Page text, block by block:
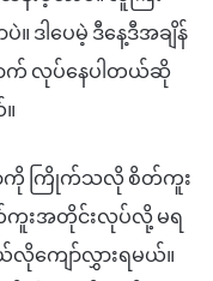
ဒါပေမဲ့ ဒီနေ့ဒီအချိန်
က် လုပ်နေပါတယ်ဆို
ကို ကြိုက်သလို စိတ်ကူး
တ်ကူးအတိုင်းလုပ်လို့ မရ
လိုကျော်လွှားရမယ်။